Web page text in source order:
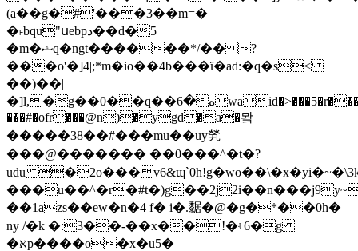
(a��g�#'���3��m=�
�˫bqu"սebpد��d�5
�m�ޝq�ngt������*/�� ?
���o'�]4|;*m�io��4b���ϊ�ad:�q�s<
��)��|
�]l,�g��0��q��ە�6waid�>���5�r���h�
���#�ofr���@n)�ygd�a�뫜
�����38��#���mu��uy㷀
���@������� ��0���^�t�?
udu
��1azs��ew�n�4 f� i�.䵕�@�g�*��0h�
ny /�k �:3��-��x��!�ʵ 6�g
�אp����o�x�u5�